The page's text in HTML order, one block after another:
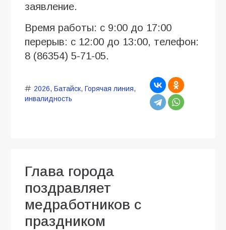
заявление.
Время работы: с 9:00 до 17:00
перерыв: с 12:00 до 13:00, телефон:
8 (86354) 5-71-05.
2026, Батайск, Горячая линия,
инвалидность
Глава города
поздравляет
медработников с
праздником